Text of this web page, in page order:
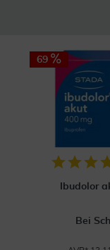
69
Ibudolor
Bei